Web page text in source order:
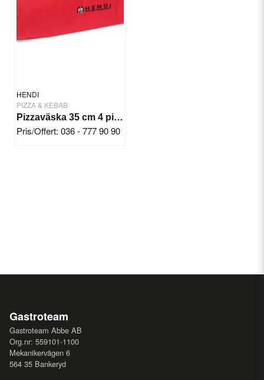
HENDI
PIZZA & KEBAB
Pizzaväska 35 cm 4 pizzor Röd
Pris/Offert: 036 - 777 90 90
Gastroteam
Gastroteam Abbe AB
Org.nr: 559101-1100
Mekanikervägen 6
564 35 Bankeryd